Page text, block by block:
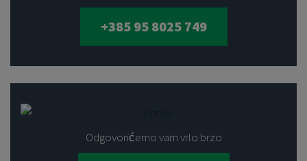
+385 95 8025 749
Odgovorićemo vam vrlo brzo